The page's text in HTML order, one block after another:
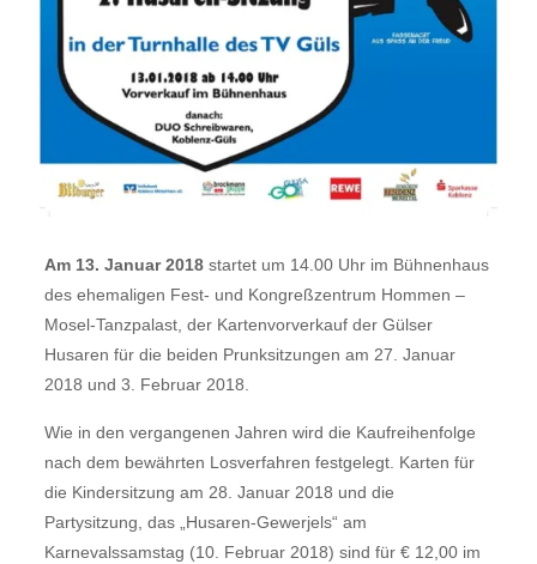
Am 13. Januar 2018startet um 14.00 Uhr im Bühnenhaus
des ehemaligen Fest- und Kongreßzentrum Hommen –
Mosel-Tanzpalast, der Kartenvorverkauf der Gülser
Husaren für die beiden Prunksitzungen am 27. Januar
2018 und 3. Februar 2018.
Wie in den vergangenen Jahren wird die Kaufreihenfolge
nach dem bewährten Losverfahren festgelegt. Karten für
die Kindersitzung am 28. Januar 2018 und die
Partysitzung, das „Husaren-Gewerjels“ am
Karnevalssamstag (10. Februar 2018) sind für € 12,00 im